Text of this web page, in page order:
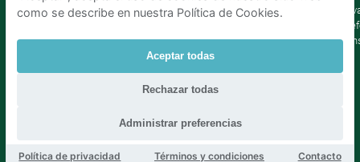
Parking Madrid La Latina|Parking Madrid Bilbao
Parking Bruselas Parking La Haya
como se describe en nuestra Política de Cookies.
Aceptar todas
Rechazar todas
Administrar preferencias
Política de privacidad Términos y condiciones Contacto